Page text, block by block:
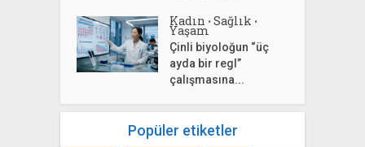
Kadın • Sağlık •
Yaşam
Çinli biyoloğun “üç
ayda bir regl”
çalışmasına...
Popüler etiketler